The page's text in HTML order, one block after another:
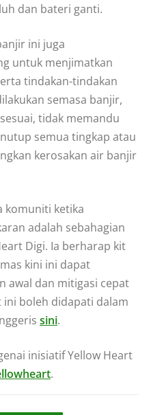
dan bateri ganti.
ini juga
untuk menjimatkan
tindakan-tindakan
semasa banjir,
tidak memandu
semua tingkap atau
kerosakan air banjir
komuniti ketika
adalah sebahagian
Digi. Ia berharap kit
kini ini dapat
awal dan mitigasi cepat
ini boleh didapati dalam
sini.
inisiatif Yellow Heart
.